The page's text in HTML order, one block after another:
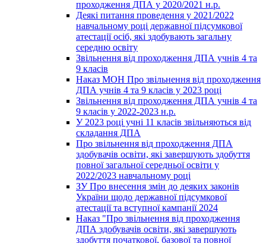
проходження ДПА у 2020/2021 н.р.
Деякі питання проведення у 2021/2022
навчальному році державної підсумкової
атестації осіб, які здобувають загальну
середню освіту
Звільнення від проходження ДПА учнів 4 та
9 класів
Наказ МОН Про звільнення від проходження
ДПА учнів 4 та 9 класів у 2023 році
Звільнення від проходження ДПА учнів 4 та
9 класів у 2022-2023 н.р.
У 2023 році учні 11 класів звільняються від
складання ДПА
Про звільнення від проходження ДПА
здобувачів освіти, які завершують здобуття
повної загальної середньої освіти у
2022/2023 навчальному році
ЗУ Про внесення змін до деяких законів
України щодо державної підсумкової
атестації та вступної кампанії 2024
Наказ "Про звільнення від проходження
ДПА здобувачів освіти, які завершують
здобуття початкової, базової та повної